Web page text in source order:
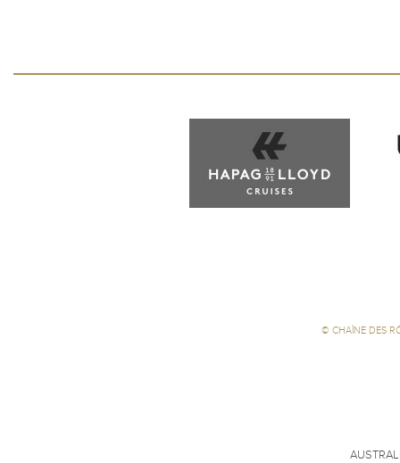
© CHAÎNE DES